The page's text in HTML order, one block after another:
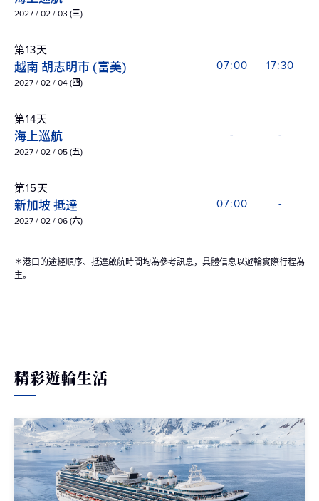
2027 / 02 / 03 (三)
第13天
越南 胡志明市 (富美)
2027 / 02 / 04 (四)
07:00 17:30
第14天
海上巡航
2027 / 02 / 05 (五)
- -
第15天
新加坡 抵達
2027 / 02 / 06 (六)
07:00 -
＊港口的途經順序、抵達啟航時間均為參考訊息，具體信息以遊輪實際行程為
主。
精彩遊輪生活